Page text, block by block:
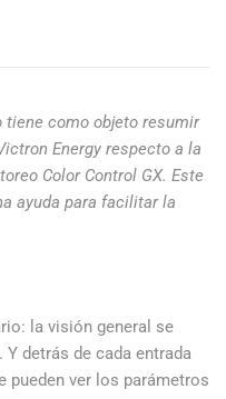
tiene como objeto resumir
Energy respecto a la
Color Control GX. Este
ayuda para facilitar la
la visión general se
detrás de cada entrada
pueden ver los parámetros